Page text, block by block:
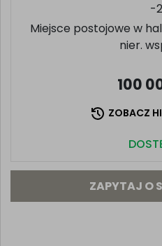
-2
Miejsce postojowe w
nier.
100
ZOBACZ
ZAPYTAJ O